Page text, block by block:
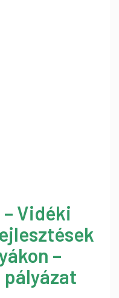
Vidéki
–